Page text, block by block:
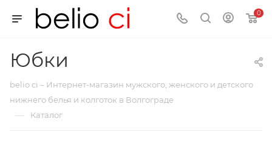
0
Юбки
belio ci – Интернет-магазин мужского, женского и детского
нижнего белья и колготок в Волгограде
— Каталог